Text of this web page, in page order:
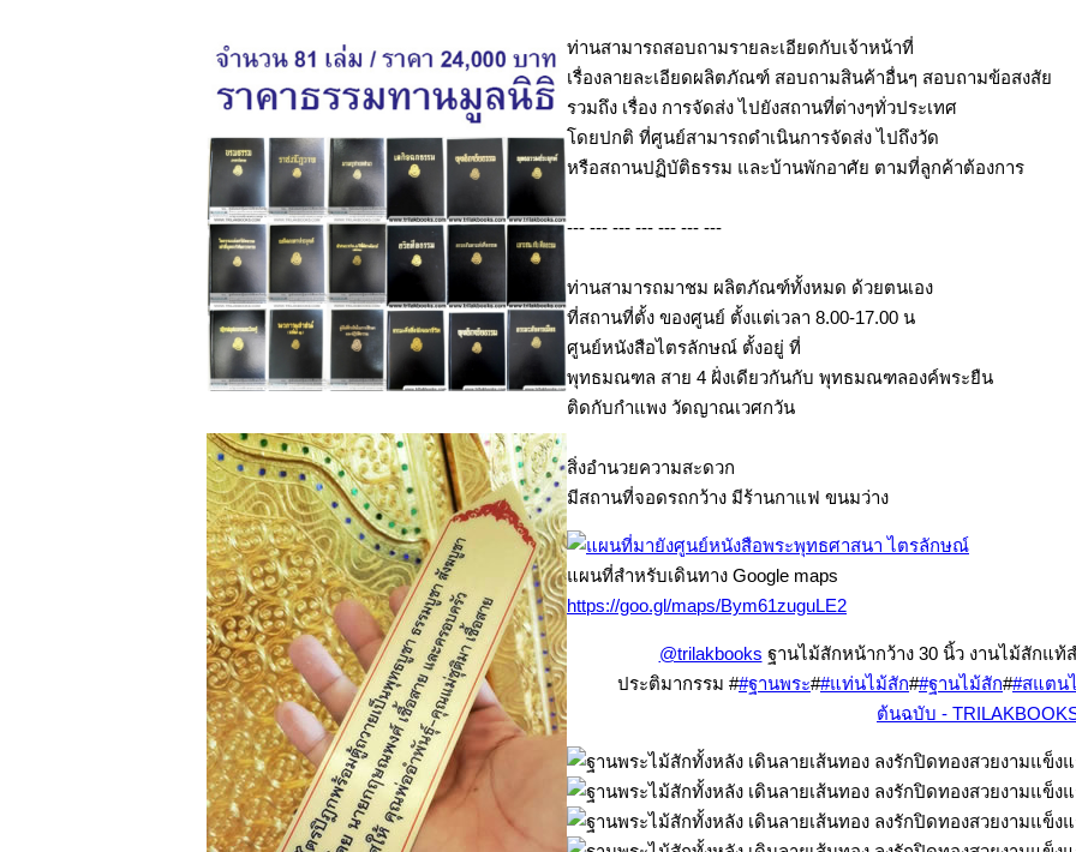
ท่านสามารถสอบถามรายละเอียดกับเจ้าหน้าที่
เรื่องลายละเอียดผลิตภัณฑ์ สอบถามสินค้าอื่นๆ สอบถามข้อสงสัย
รวมถึง เรื่อง การจัดส่ง ไปยังสถานที่ต่างๆทั่วประเทศ
โดยปกติ ที่ศูนย์สามารถดำเนินการจัดส่ง ไปถึงวัด
หรือสถานปฏิบัติธรรม และบ้านพักอาศัย ตามที่ลูกค้าต้องการ
--- --- --- --- --- --- ---
ท่านสามารถมาชม ผลิตภัณฑ์ทั้งหมด ด้วยตนเอง
ที่สถานที่ตั้ง ของศูนย์ ตั้งแต่เวลา 8.00-17.00 น
ศูนย์หนังสือไตรลักษณ์ ตั้งอยู่ ที่
พุทธมณฑล สาย 4 ฝั่งเดียวกันกับ พุทธมณฑลองค์พระยืน
ติดกับกำแพง วัดญาณเวศกวัน
สิ่งอำนวยความสะดวก
มีสถานที่จอดรถกว้าง มีร้านกาแฟ ขนมว่าง
แผนที่สำหรับเดินทาง Google maps
https://goo.gl/maps/Bym61zuguLE2
@trilakbooks ฐานไม้สักหน้ากว้าง 30 นิ้ว งานไม้สักแท้
ประติมากรรม ##ฐานพระ##แท่นไม้สัก##ฐานไม้สัก##สแตน
ต้นฉบับ -